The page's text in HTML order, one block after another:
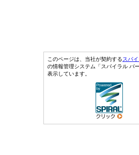
このページは、当社が契約するスパ
の情報管理システム「スパイラル バ
表示しています。